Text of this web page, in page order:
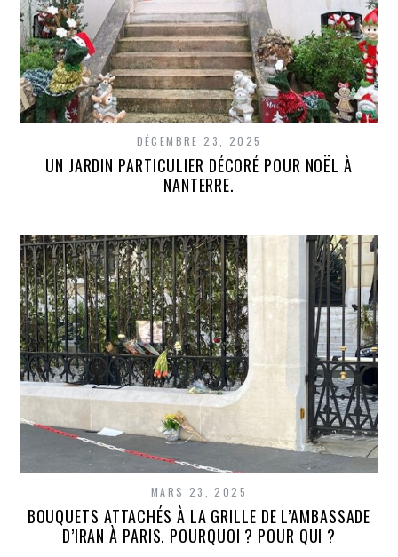
DÉCEMBRE 23, 2025
UN JARDIN PARTICULIER DÉCORÉ POUR NOËL À
NANTERRE.
MARS 23, 2025
BOUQUETS ATTACHÉS À LA GRILLE DE L’AMBASSADE
D’IRAN À PARIS. POURQUOI ? POUR QUI ?